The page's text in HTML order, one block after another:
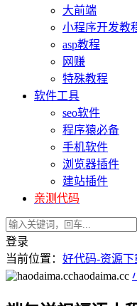
大前端
小程序开发教
asp教程
网赚
特殊教程
软件工具
seo软件
程序猿必备
手机软件
浏览器插件
建站插件
亲测代码
登录
当前位置： 好代码-资源下
haodaima.cc